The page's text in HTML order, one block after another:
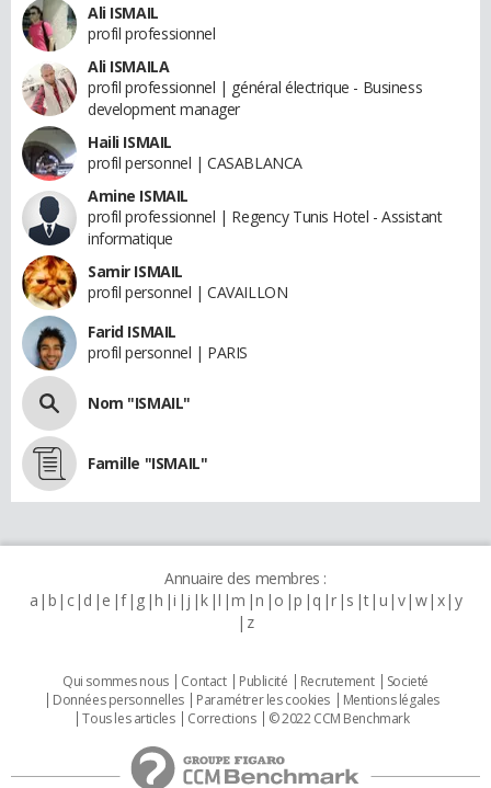
Ali ISMAIL
profil professionnel
Ali ISMAILA
profil professionnel | général électrique - Business
development manager
Haili ISMAIL
profil personnel | CASABLANCA
Amine ISMAIL
profil professionnel | Regency Tunis Hotel - Assistant
informatique
Samir ISMAIL
profil personnel | CAVAILLON
Farid ISMAIL
profil personnel | PARIS
Nom "ISMAIL"
Famille "ISMAIL"
Annuaire des membres :
a b c d e f g h i j k l m n o p q r s t u v w x y
z
Qui sommes nous Contact Publicité Recrutement
Societé
Données personnelles
Paramétrer les cookies
Mentions légales
Tous les articles
Corrections © 2022 CCM Benchmark